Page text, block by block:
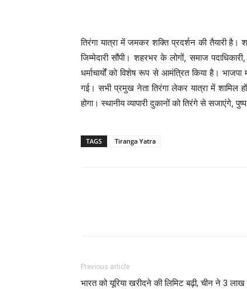
तिरंगा यात्रा में जमकर शक्ति प्रदर्शन की तैयारी
जिम्मेदारी सौंपी। शहरभर के लोगों, समाज
धर्माचार्यों को विशेष रूप से आमंत्रित किया है। भाजपा
गई। सभी प्रमुख नेता तिरंगा लेकर यात्रा में शामिल
होगा। स्थानीय व्यापारी दुकानों को तिरंगे से सजाएंगे,
TAGS Tiranga Yatra
Previous article
भारत को यूरिया खरीदने की लिमिट बढ़ी, चीन ने 3